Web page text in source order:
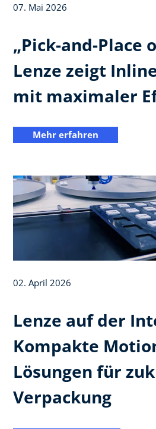
07. Mai 2026
„Pick-and-Place
Lenze zeigt
mit maximaler
Mehr erfahren
02. April 2026
Lenze auf der
Kompakte
Lösungen für
Verpackung